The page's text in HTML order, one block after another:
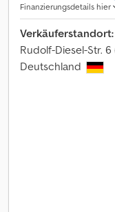
Finanzierungsdetails hier
Verkäuferstandort:
Rudolf-Diesel-Str.
Deutschland